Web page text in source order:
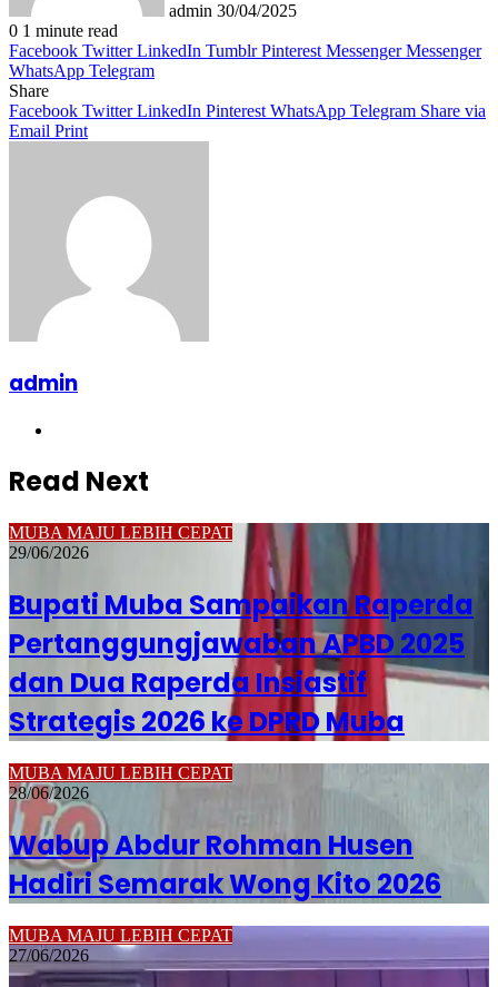
admin 30/04/2025
0 1 minute read
Facebook Twitter LinkedIn Tumblr Pinterest Messenger Messenger
WhatsApp Telegram
Share
Facebook Twitter LinkedIn Pinterest WhatsApp Telegram Share via
Email Print
admin
Read Next
MUBA MAJU LEBIH CEPAT
29/06/2026
Bupati Muba Sampaikan Raperda
Pertanggungjawaban APBD 2025
dan Dua Raperda Insiastif
Strategis 2026 ke DPRD Muba
MUBA MAJU LEBIH CEPAT
28/06/2026
Wabup Abdur Rohman Husen
Hadiri Semarak Wong Kito 2026
MUBA MAJU LEBIH CEPAT
27/06/2026